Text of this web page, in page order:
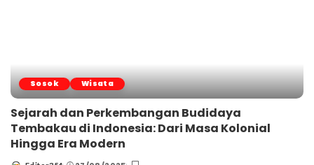
Sosok Wisata
Sejarah dan Perkembangan Budidaya
Tembakau di Indonesia: Dari Masa Kolonial
Hingga Era Modern